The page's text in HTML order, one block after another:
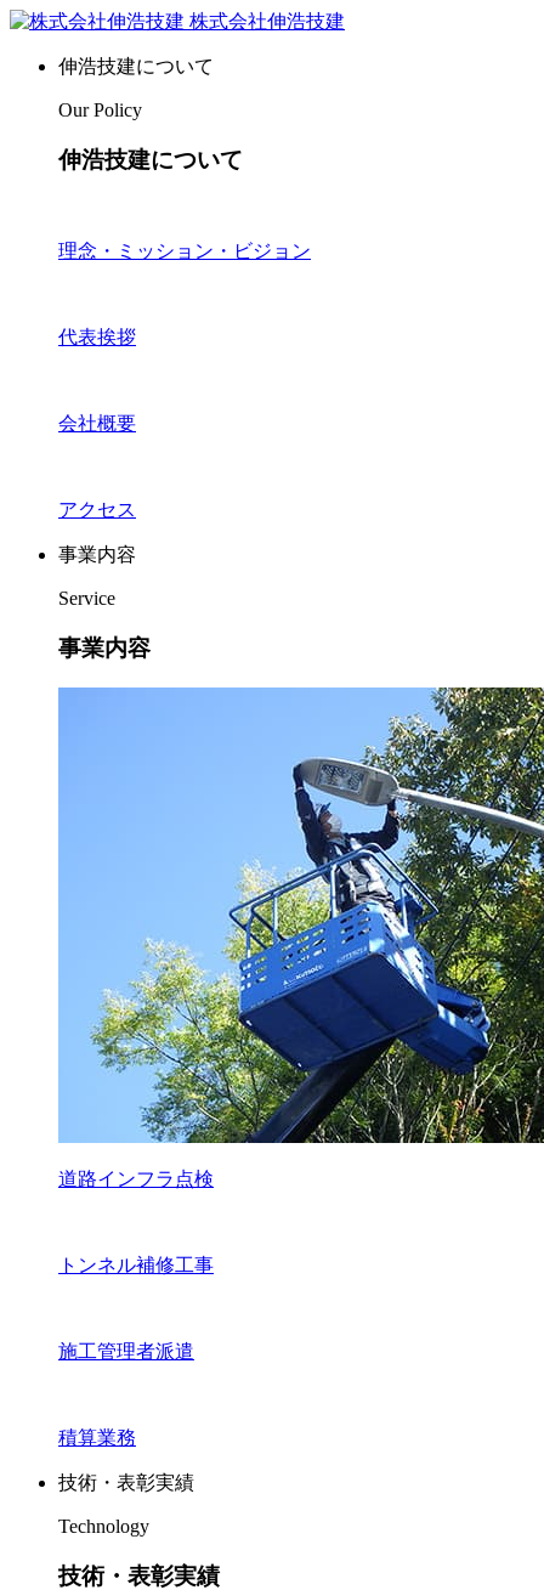
株式会社伸浩技建
伸浩技建について
Our Policy
伸浩技建について
理念・ミッション・ビジョン
代表挨拶
会社概要
アクセス
事業内容
Service
事業内容
道路インフラ点検
トンネル補修工事
施工管理者派遣
積算業務
技術・表彰実績
Technology
技術・表彰実績